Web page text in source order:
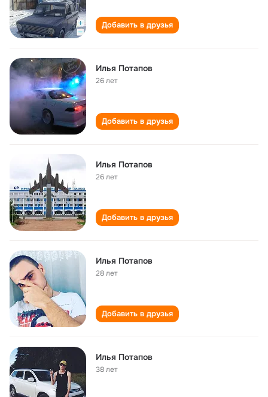
Добавить в друзья
Илья Потапов
26 лет
Добавить в друзья
Илья Потапов
26 лет
Добавить в друзья
Илья Потапов
28 лет
Добавить в друзья
Илья Потапов
38 лет